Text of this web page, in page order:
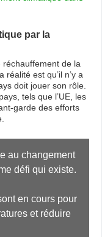
par la
de la
réalité est qu’il n’y a
doit jouer son rôle.
tels que l’UE, les
garde des efforts
au changement
défi qui existe.
en cours pour
et réduire